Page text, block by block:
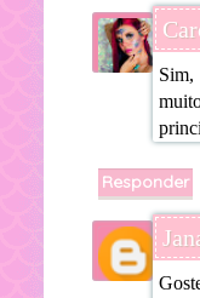
Responder